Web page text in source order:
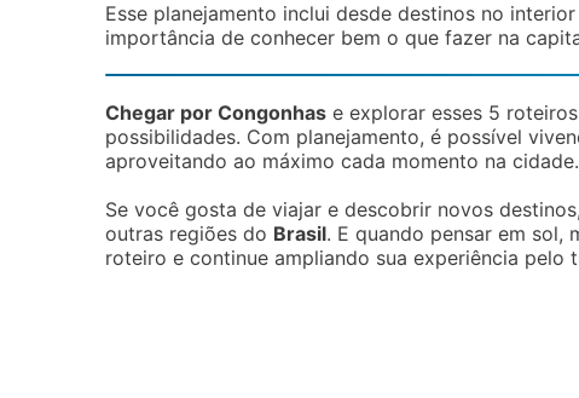
Esse planejamento inclui desde destinos no
importância de conhecer bem o que fazer na
Chegar por Congonhas e explorar esses 5
possibilidades. Com planejamento, é possível
aproveitando ao máximo cada momento na cidade.
Se você gosta de viajar e descobrir novos
outras regiões do Brasil. E quando pensar em sol,
roteiro e continue ampliando sua experiência pelo